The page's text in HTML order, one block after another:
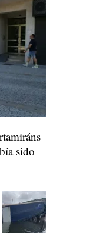
sido